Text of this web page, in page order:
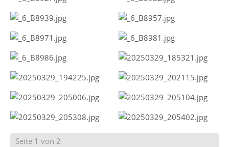
Seite 1 von 2